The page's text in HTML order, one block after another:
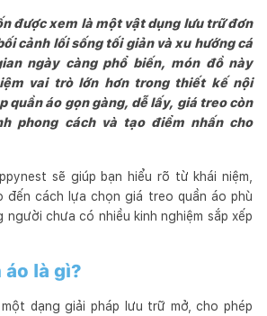
được xem là một vật dụng lưu trữ đơn
cảnh lối sống tối giản và xu hướng cá
ngày càng phổ biến, món đồ này
vai trò lớn hơn trong thiết kế nội
quần áo gọn gàng, dễ lấy, giá treo còn
phong cách và tạo điểm nhấn cho
sẽ giúp bạn hiểu rõ từ khái niệm,
đến cách lựa chọn giá treo quần áo phù
người chưa có nhiều kinh nghiệm sắp xếp
áo là gì?
dạng giải pháp lưu trữ mở, cho phép